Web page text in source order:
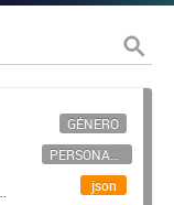
GÉNERO
PERSONAL CIENTÍFICO-TECNOLÓGICO
json